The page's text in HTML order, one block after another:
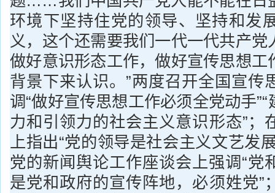
环境下坚持住党的领导、坚持和发
义，这个还需要我们一代一代共产党
做好意识形态工作，做好宣传思想工
背景下来认识。”两度召开全国宣传
调“做好宣传思想工作必须全党动手
力和引领力的社会主义意识形态”；
上指出“党的领导是社会主义文艺发
党的新闻舆论工作座谈会上强调“党
是党和政府的宣传阵地，必须姓党”